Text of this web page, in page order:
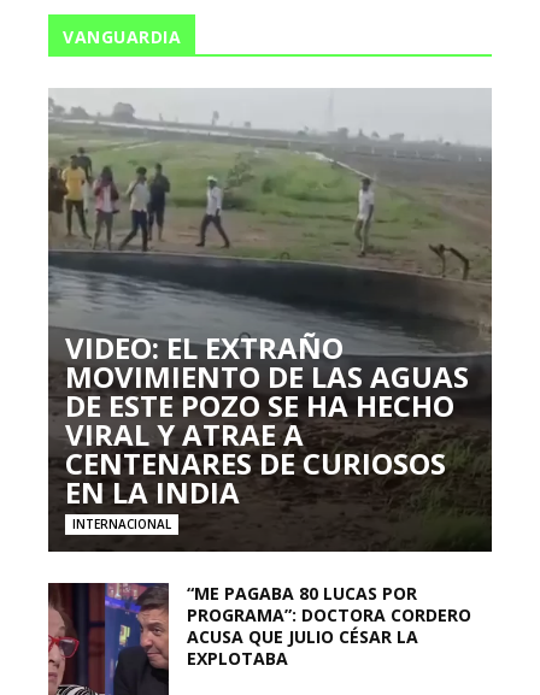
VANGUARDIA
VIDEO: EL EXTRAÑO
MOVIMIENTO DE LAS AGUAS
DE ESTE POZO SE HA HECHO
VIRAL Y ATRAE A
CENTENARES DE CURIOSOS
EN LA INDIA
INTERNACIONAL
“ME PAGABA 80 LUCAS POR
PROGRAMA”: DOCTORA CORDERO
ACUSA QUE JULIO CÉSAR LA
EXPLOTABA